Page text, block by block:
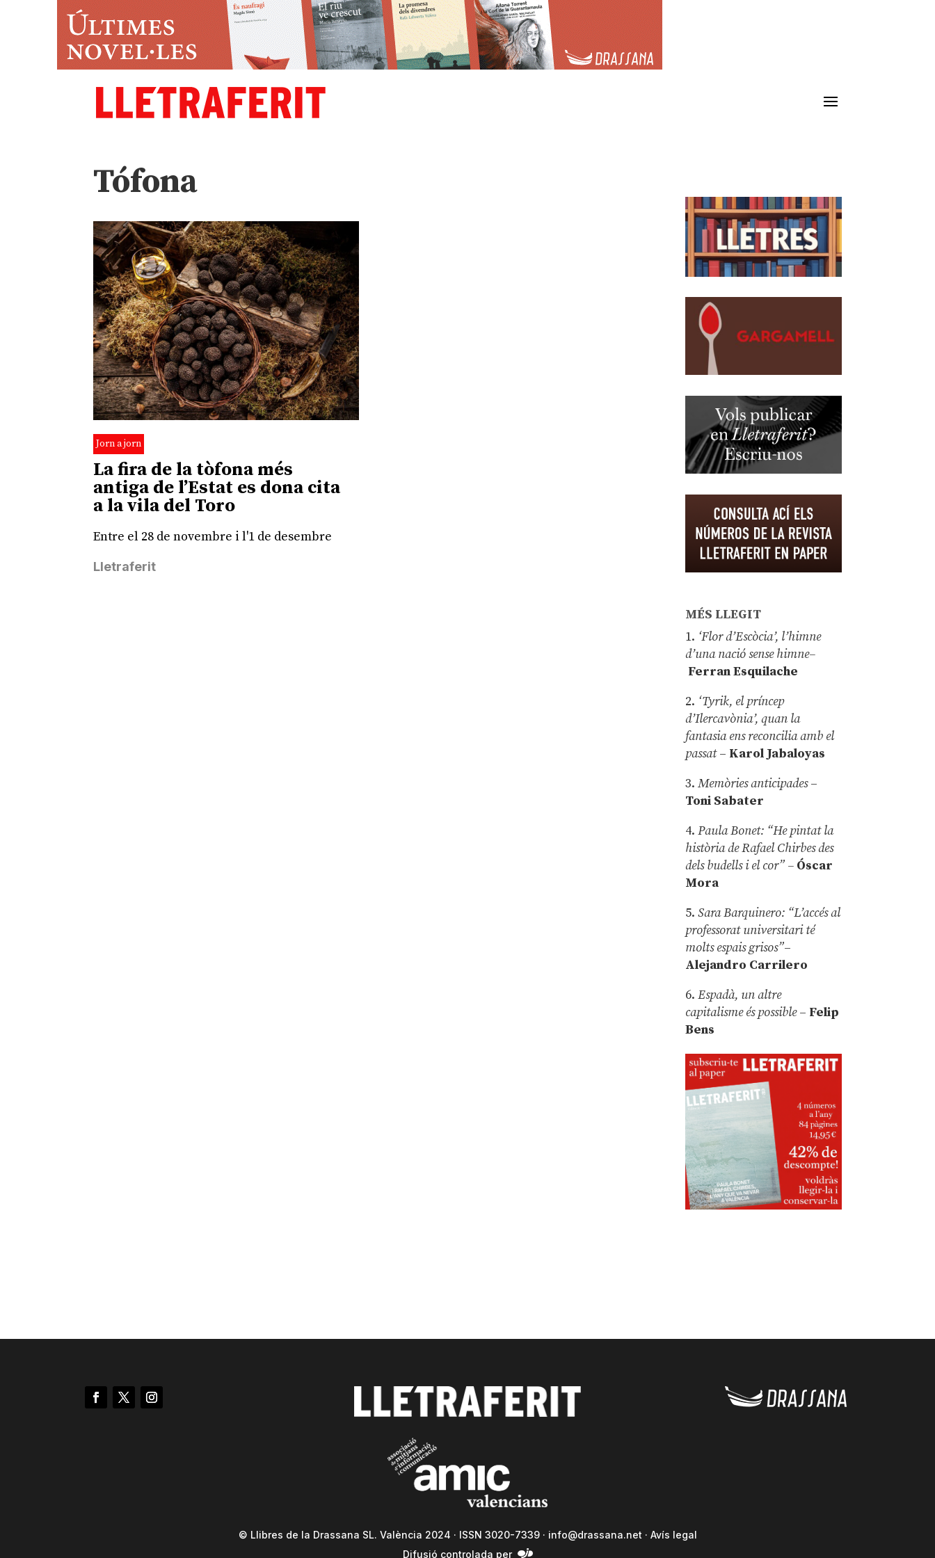
Tófona
Jorn a jorn
La fira de la tòfona més
antiga de l’Estat es dona cita
a la vila del Toro
Entre el 28 de novembre i l'1 de desembre
Lletraferit
MÉS LLEGIT
1. ‘Flor d’Escòcia’, l’himne
d’una nació sense himne–
Ferran Esquilache
2. ‘Tyrik, el príncep
d’Ilercavònia’, quan la
fantasia ens reconcilia amb el
passat– Karol Jabaloyas
3.Memòries anticipades–
Toni Sabater
4.Paula Bonet: “He pintat la
història de Rafael Chirbes des
dels budells i el cor” – Óscar
Mora
5.Sara Barquinero: “L’accés al
professorat universitari té
molts espais grisos”–
Alejandro Carrilero
6.Espadà, un altre
capitalisme és possible – Felip
Bens
© Llibres de la Drassana SL. València 2024 · ISSN 3020-7339 · info@drassana.net · Avís legal
Difusió controlada per